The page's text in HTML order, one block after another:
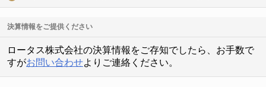
決算情報をご提供ください
ロータス株式会社の決算情報をご存知でしたら、お手数で
すがお問い合わせよりご連絡ください。